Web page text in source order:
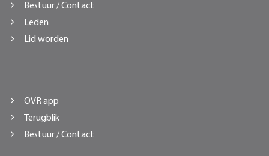
Bestuur / Contact
Leden
Lid worden
OVR app
Terugblik
Bestuur / Contact